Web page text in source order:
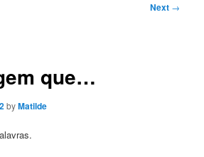
Next →
que…
byMatilde